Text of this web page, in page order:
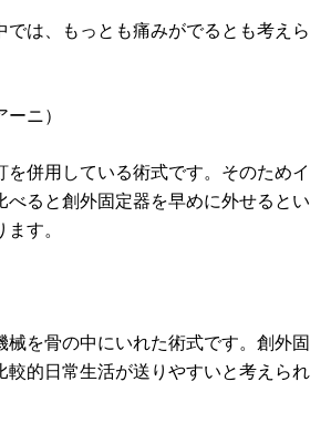
では、もっとも痛みがでるとも考えら
ニ）
を併用している術式です。そのためイ
べると創外固定器を早めに外せるとい
す。
械を骨の中にいれた術式です。創外固
較的日常生活が送りやすいと考えられ